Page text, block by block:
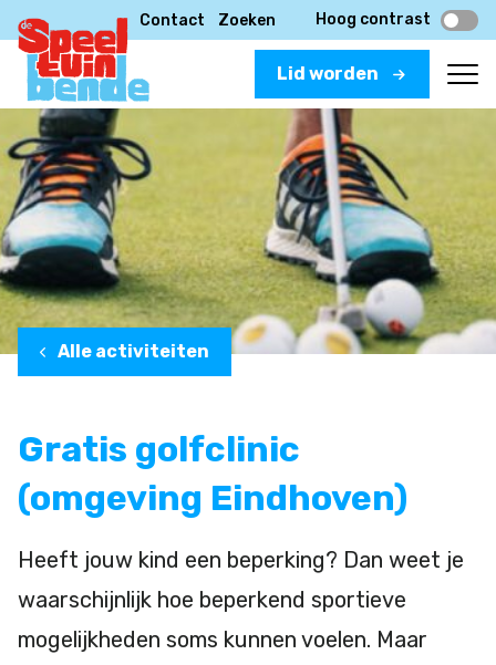
Contact Zoeken Hoog contrast
Lid worden
Alle activiteiten
Gratis golfclinic
(omgeving Eindhoven)
Heeft jouw kind een beperking? Dan weet je
waarschijnlijk hoe beperkend sportieve
mogelijkheden soms kunnen voelen. Maar